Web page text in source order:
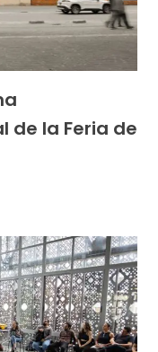
de la Feria de